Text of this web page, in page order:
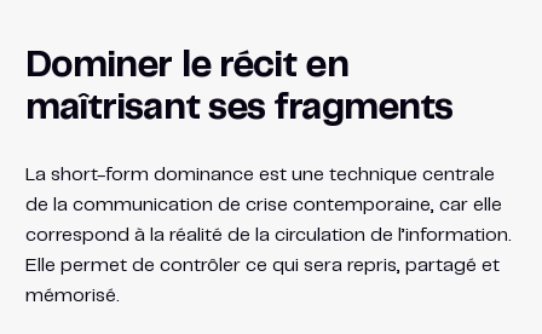
Dominer le récit en
maîtrisant ses fragments
La short-form dominance est une technique centrale
de la communication de crise contemporaine, car elle
correspond à la réalité de la circulation de l’information.
Elle permet de contrôler ce qui sera repris, partagé et
mémorisé.